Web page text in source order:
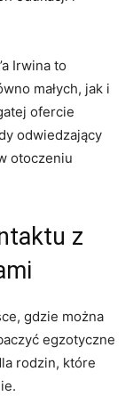
Irwina to
małych, jak i‌
ofercie
odwiedzający
otoczeniu
z
gdzie można
egzotyczne‍
rodzin, które